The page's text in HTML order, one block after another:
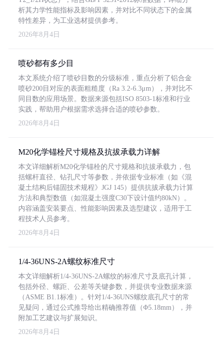
析其力学性能指标及影响因素，并对比不同状态下的金属
特性差异，为工业选材提供参考。
2026年8月4日
喷砂都有多少目
本文系统介绍了喷砂目数的分级标准，重点分析了铝合金
喷砂200目对应的表面粗糙度（Ra 3.2-6.3μm），并对比不
同目数的应用场景。数据来源包括ISO 8503-1标准和行业
实践，帮助用户根据需求选择合适的喷砂参数。
2026年8月4日
M20化学锚栓尺寸规格及抗拔承载力详解
本文详细解析M20化学锚栓的尺寸规格和抗拔承载力，包
括螺杆直径、钻孔尺寸等参数，并依据专业标准（如《混
凝土结构后锚固技术规程》JGJ 145）提供抗拔承载力计算
方法和典型数值（如混凝土强度C30下设计值约80kN）。
内容涵盖安装要点、性能影响因素及选型建议，适用于工
程技术人员参考。
2026年8月4日
1/4-36UNS-2A螺纹标准尺寸
本文详细解析1/4-36UNS-2A螺纹的标准尺寸及底孔计算，
包括外径、螺距、公差等关键参数，并提供专业数据来源
（ASME B1.1标准）。针对1/4-36UNS螺纹底孔尺寸的常
见疑问，通过公式推导给出精确推荐值（Φ5.18mm），并
附加工艺建议与扩展知识。
2026年8月4日